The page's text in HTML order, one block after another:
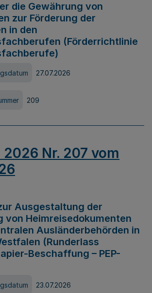
die Gewährung von
zur Förderung der
in den
(Förderrichtlinie
27.07.2026
209
2026 Nr. 207 vom
Ausgestaltung der
von Heimreisedokumenten
Ausländerbehörden in
(Runderlass
Beschaffung – PEP-
23.07.2026